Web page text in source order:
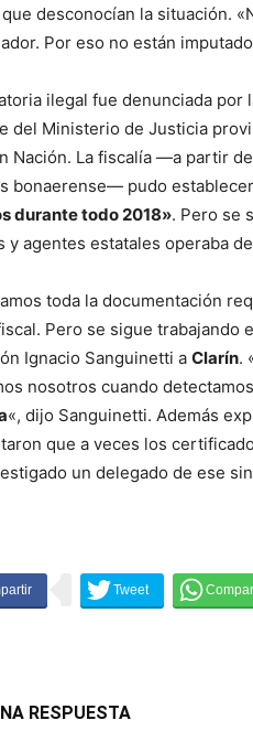
desconocían la situación.
Por eso no están
ilegal fue denunciada por
del Ministerio de Justicia
Nación. La fiscalía —a partir
bonaerense— pudo
durante todo 2018». Pero se
y agentes estatales operaba
toda la documentación
Pero se sigue trabajando
Ignacio Sanguinetti a Clarín.
nosotros cuando
«, dijo Sanguinetti. Además
que a veces los
un delegado de ese
RESPUESTA